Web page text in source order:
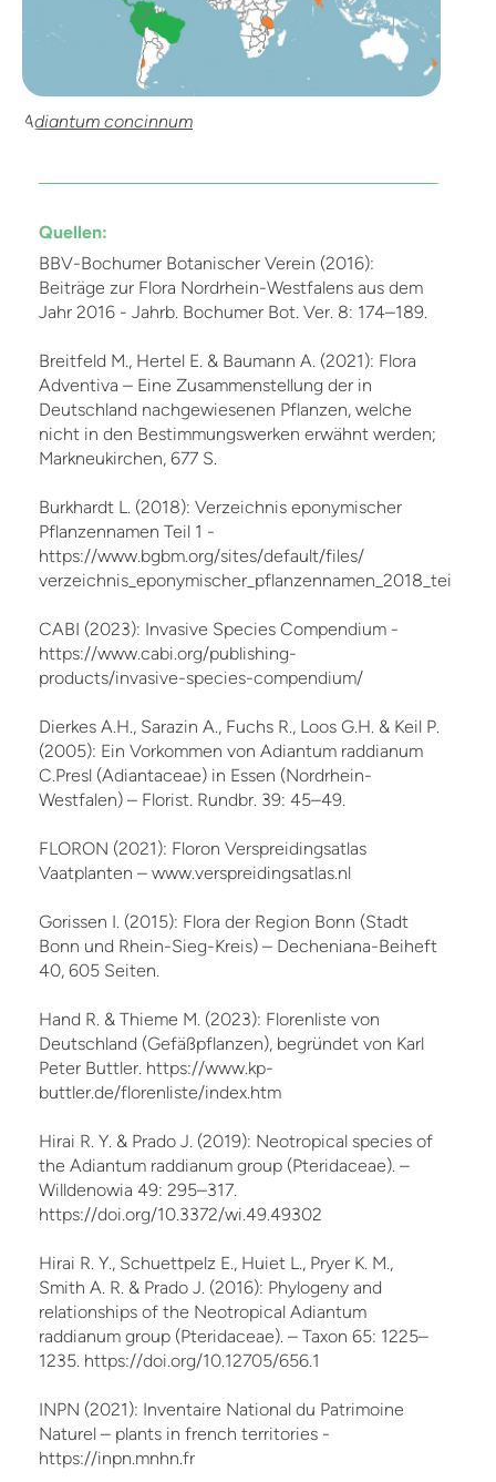
Adiantum concinnum
Quellen:
BBV-Bochumer Botanischer Verein (2016):
Beiträge zur Flora Nordrhein-Westfalens aus dem
Jahr 2016 - Jahrb. Bochumer Bot. Ver. 8: 174–189.
Breitfeld M., Hertel E. & Baumann A. (2021): Flora
Adventiva – Eine Zusammenstellung der in
Deutschland nachgewiesenen Pflanzen, welche
nicht in den Bestimmungswerken erwähnt werden;
Markneukirchen, 677 S.
Burkhardt L. (2018): Verzeichnis eponymischer
Pflanzennamen Teil 1 -
https://www.bgbm.org/sites/default/files/
CABI (2023): Invasive Species Compendium -
https://www.cabi.org/publishing-
products/invasive-species-compendium/
Dierkes A.H., Sarazin A., Fuchs R., Loos G.H. & Keil P.
(2005): Ein Vorkommen von Adiantum raddianum
C.Presl (Adiantaceae) in Essen (Nordrhein-
Westfalen) – Florist. Rundbr. 39: 45–49.
FLORON (2021): Floron Verspreidingsatlas
Vaatplanten – www.verspreidingsatlas.nl
Gorissen I. (2015): Flora der Region Bonn (Stadt
Bonn und Rhein-Sieg-Kreis) – Decheniana-Beiheft
40, 605 Seiten.
Hand R. & Thieme M. (2023): Florenliste von
Deutschland (Gefäßpflanzen), begründet von Karl
Peter Buttler. https://www.kp-
buttler.de/florenliste/index.htm
Hirai R. Y. & Prado J. (2019): Neotropical species of
the Adiantum raddianum group (Pteridaceae). –
Willdenowia 49: 295–317.
https://doi.org/10.3372/wi.49.49302
Hirai R. Y., Schuettpelz E., Huiet L., Pryer K. M.,
Smith A. R. & Prado J. (2016): Phylogeny and
relationships of the Neotropical Adiantum
raddianum group (Pteridaceae). – Taxon 65: 1225–
1235. https://doi.org/10.12705/656.1
INPN (2021): Inventaire National du Patrimoine
Naturel – plants in french territories -
https://inpn.mnhn.fr